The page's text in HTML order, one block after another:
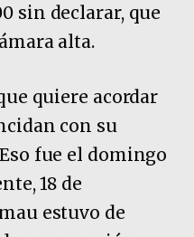
sin declarar, que
alta.
quiere acordar
con su
fue el domingo
18 de
estuvo de